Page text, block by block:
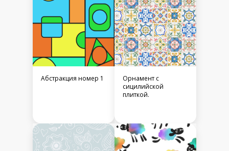
Абстракция номер 1
Орнамент с
сицилийской
плиткой.